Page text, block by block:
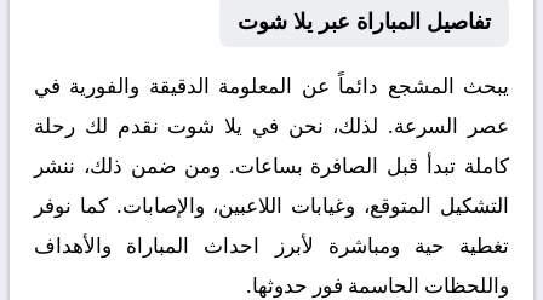
تفاصيل المباراة عبر يلا شوت
يبحث المشجع دائماً عن المعلومة الدقيقة والفورية في
عصر السرعة. لذلك، نحن في يلا شوت نقدم لك رحلة
كاملة تبدأ قبل الصافرة بساعات. ومن ضمن ذلك، ننشر
التشكيل المتوقع، وغيابات اللاعبين، والإصابات. كما نوفر
تغطية حية ومباشرة لأبرز احداث المباراة والأهداف
واللحظات الحاسمة فور حدوثها.